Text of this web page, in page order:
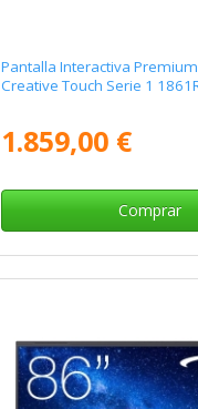
Pantalla Interactiva
Creative Touch Serie 1
1.859,00 €
Comprar